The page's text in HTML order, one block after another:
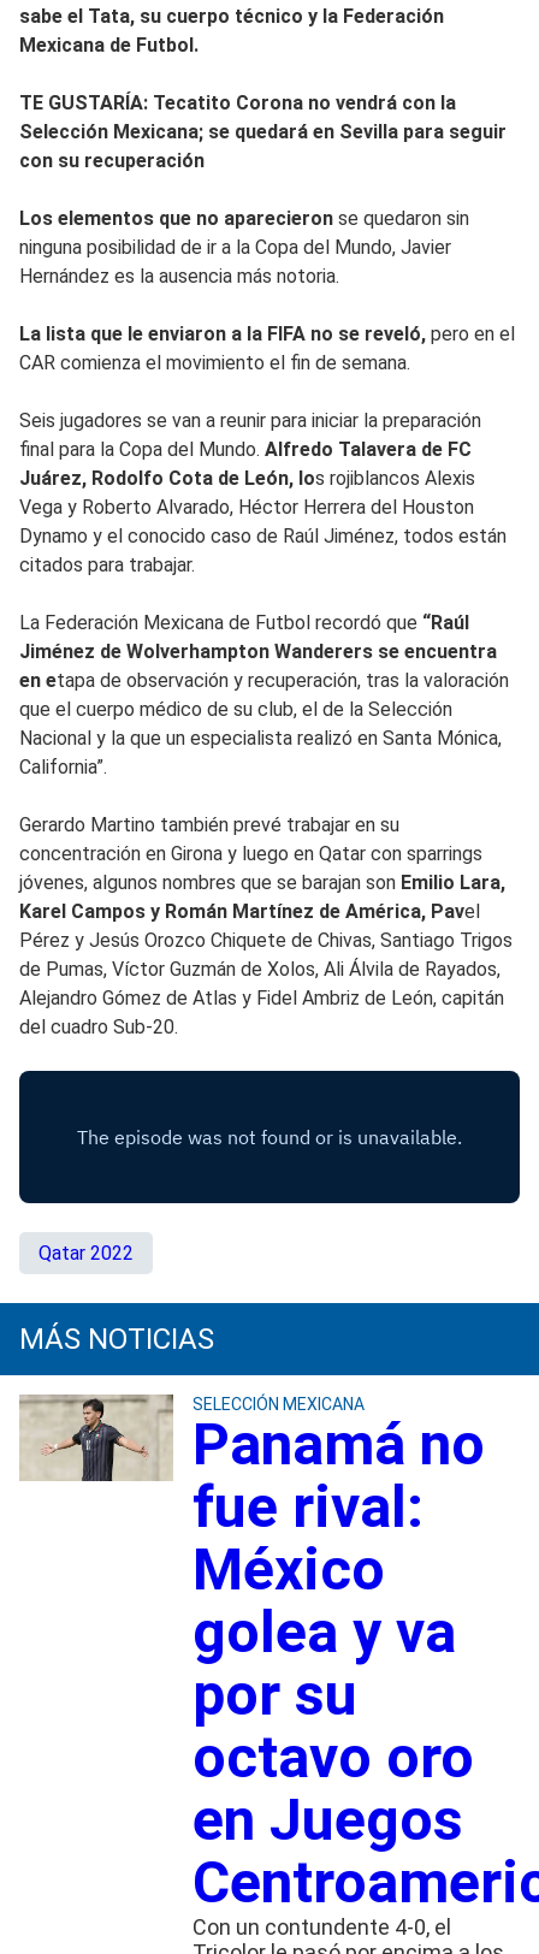
sabe el Tata, su cuerpo técnico y la Federación
Mexicana de Futbol.
TE GUSTARÍA: Tecatito Corona no vendrá con la
Selección Mexicana; se quedará en Sevilla para seguir
con su recuperación
Los elementos que no aparecieron se quedaron sin
ninguna posibilidad de ir a la Copa del Mundo, Javier
Hernández es la ausencia más notoria.
La lista que le enviaron a la FIFA no se reveló, pero en el
CAR comienza el movimiento el fin de semana.
Seis jugadores se van a reunir para iniciar la preparación
final para la Copa del Mundo. Alfredo Talavera de FC
Juárez, Rodolfo Cota de León, los rojiblancos Alexis
Vega y Roberto Alvarado, Héctor Herrera del Houston
Dynamo y el conocido caso de Raúl Jiménez, todos están
citados para trabajar.
La Federación Mexicana de Futbol recordó que “Raúl
Jiménez de Wolverhampton Wanderers se encuentra
en etapa de observación y recuperación, tras la valoración
que el cuerpo médico de su club, el de la Selección
Nacional y la que un especialista realizó en Santa Mónica,
California”.
Gerardo Martino también prevé trabajar en su
concentración en Girona y luego en Qatar con sparrings
jóvenes, algunos nombres que se barajan son Emilio Lara,
Karel Campos y Román Martínez de América, Pavel
Pérez y Jesús Orozco Chiquete de Chivas, Santiago Trigos
de Pumas, Víctor Guzmán de Xolos, Ali Álvila de Rayados,
Alejandro Gómez de Atlas y Fidel Ambriz de León, capitán
del cuadro Sub-20.
Qatar 2022
MÁS NOTICIAS
SELECCIÓN MEXICANA
Panamá no
fue rival:
México
golea y va
por su
octavo oro
en Juegos
Con un contundente 4-0, el